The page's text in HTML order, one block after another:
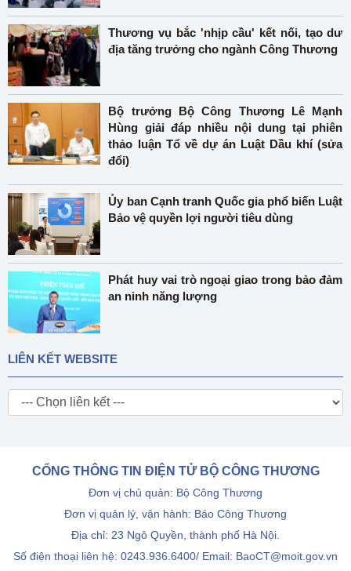
Thương vụ bắc 'nhịp cầu' kết nối, tạo dư
địa tăng trưởng cho ngành Công Thương
Bộ trưởng Bộ Công Thương Lê Mạnh
Hùng giải đáp nhiều nội dung tại phiên
thảo luận Tổ về dự án Luật Dầu khí (sửa
đổi)
Ủy ban Cạnh tranh Quốc gia phổ biến Luật
Bảo vệ quyền lợi người tiêu dùng
Phát huy vai trò ngoại giao trong bảo đảm
an ninh năng lượng
LIÊN KẾT WEBSITE
CỔNG THÔNG TIN ĐIỆN TỬ BỘ CÔNG THƯƠNG
Đơn vị chủ quản: Bộ Công Thương
Đơn vị quản lý, vận hành: Báo Công Thương
Địa chỉ: 23 Ngô Quyền, thành phố Hà Nội.
Số điện thoại liên hệ: 0243.936.6400/ Email: BaoCT@moit.gov.vn